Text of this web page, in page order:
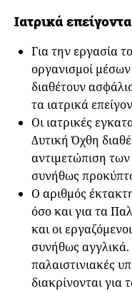
Ιατρικά
Για την εργασία
οργανισμοί
διαθέτουν
τα ιατρικά
Οι ιατρικές
Δυτική Όχθη
αντιμετώπιση
συνήθως
Ο αριθμός
όσο και για τα
και οι
συνήθως αγγλικά.
παλαιστινιακές
διακρίνονται για